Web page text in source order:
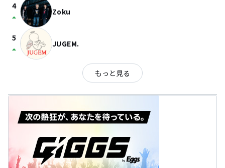
4
arrow_drop_up Zoku
5
arrow_drop_up JUGEM.
もっと見る